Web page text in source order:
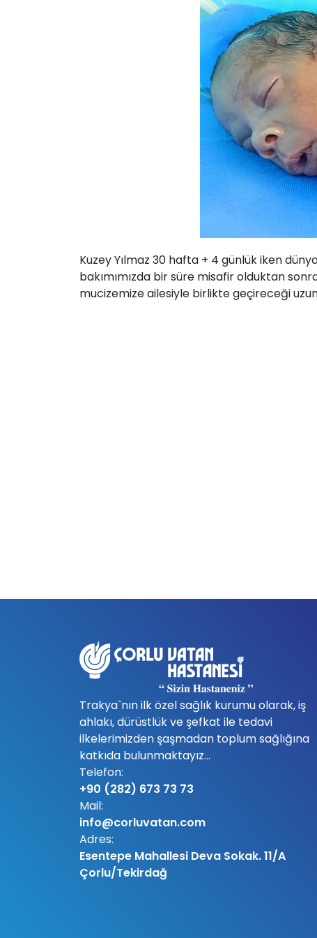
Kuzey Yılmaz 30 hafta + 4 günlük iken
bakımımızda bir süre misafir olduktan
mucizemize ailesiyle birlikte geçireceği
Trakya`nın ilk özel sağlık kurumu olarak, iş
ahlakı, dürüstlük ve şefkat ile tedavi
ilkelerimizden şaşmadan toplum sağlığına
katkıda bulunmaktayız...
Telefon:
+90 (282) 673 73 73
Mail:
info@corluvatan.com
Adres:
Esentepe Mahallesi Deva Sokak. 11/A
Çorlu/Tekirdağ